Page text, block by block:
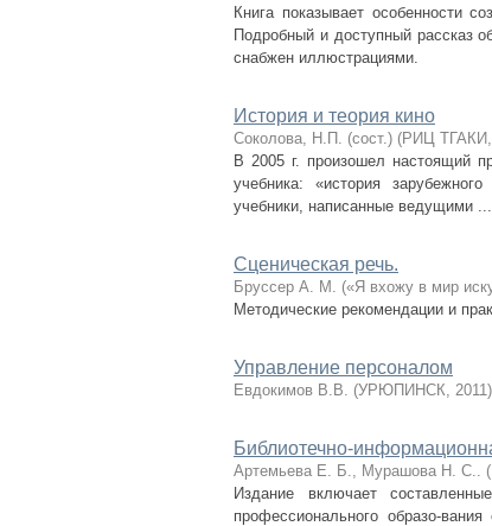
Книга показывает особенности
Подробный и доступный рассказ
снабжен иллюстрациями.
История и теория кино
Соколова, Н.П. (сост.) (РИЦ ТГАКИ,
В 2005 г. произошел настоящий
учебника: «история
учебники, написанные ведущими ...
Сценическая речь.
Бруссер А. М. («Я вхожу в мир
Методические рекомендации и
Управление персоналом
Евдокимов В.В. (УРЮПИНСК, 2011)
Библиотечно-
Артемьева Е. Б., Мурашова Н. С.. (
Издание включает
профессионального образо-